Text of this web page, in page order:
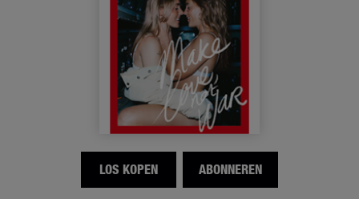
LOS KOPEN ABONNEREN